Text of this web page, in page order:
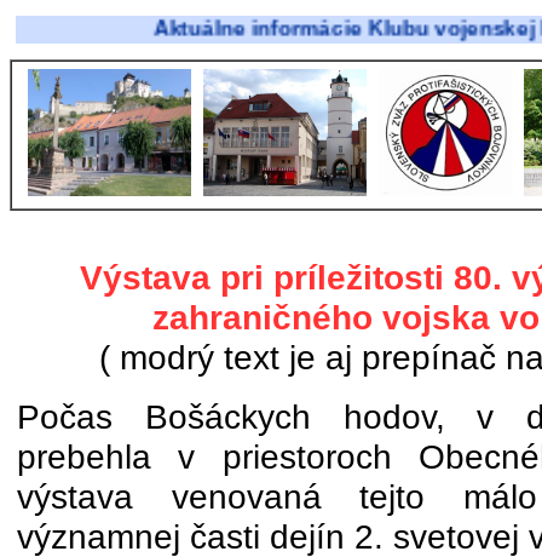
Aktuálne informácie Klubu vojenskej
Výstava pri príležitosti 80.
zahraničného vojska
( modrý text je aj prepínač
Počas Bošáckych hodov, v
prebehla v priestoroch
výstava venovaná tejto
významnej časti dejín 2. svetovej